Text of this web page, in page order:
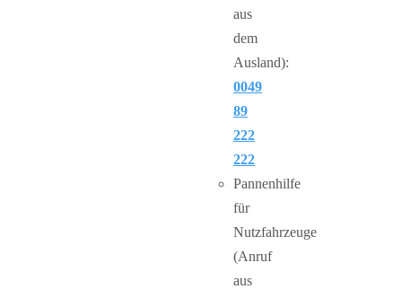
aus
dem
Ausland):
0049
89
222
222
Pannenhilfe
für
Nutzfahrzeuge
(Anruf
aus